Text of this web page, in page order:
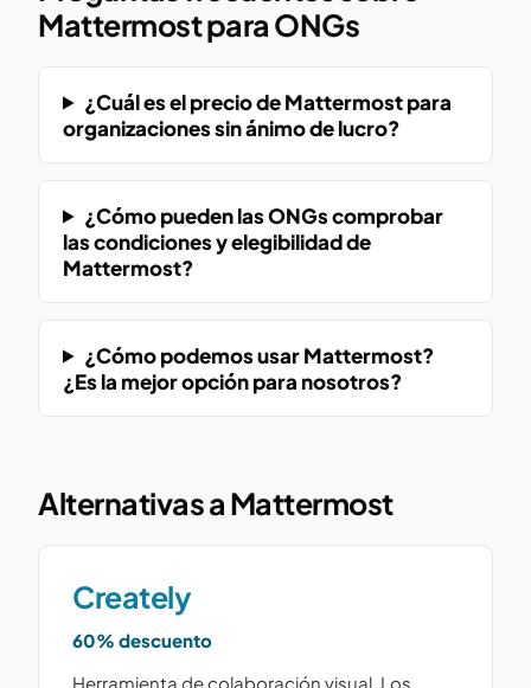
Mattermost para ONGs
¿Cuál es el precio de Mattermost para
organizaciones sin ánimo de lucro?
¿Cómo pueden las ONGs comprobar
las condiciones y elegibilidad de
Mattermost?
¿Cómo podemos usar Mattermost?
¿Es la mejor opción para nosotros?
Alternativas a Mattermost
Creately
60% descuento
Herramienta de colaboración visual. Los